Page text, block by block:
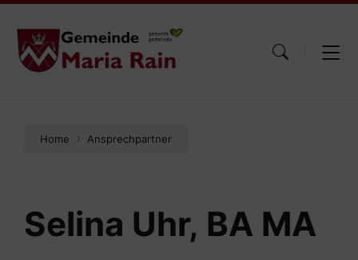
Skip
content
Skip
main
navigation
Skip
footer
Home Ansprechpartner
Selina Uhr, BA MA